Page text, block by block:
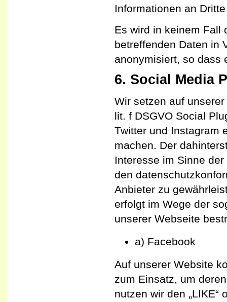
Informationen an
Es wird in keinem Fall
betreffenden Daten in
anonymisiert, so dass
6. Social Media
Wir setzen auf
lit. f DSGVO Social
Twitter und Instagram
machen. Der
Interesse im Sinne
den
Anbieter zu
erfolgt im Wege der
unserer Webseite
a) Facebook
Auf unserer Website
zum Einsatz, um
nutzen wir den „LIKE“